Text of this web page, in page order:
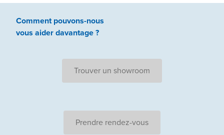
Comment pouvons-nous
vous aiderdavantage ?
Trouver un showroom
Prendre rendez-vous